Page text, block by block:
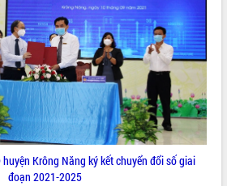
Krông Năng ký kết chuyển đổi số giai
đoạn 2021-2025